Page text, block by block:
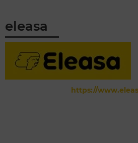
eleasa
https://